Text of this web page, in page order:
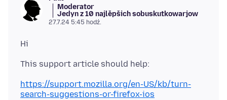
Moderator
Jedyn z 10 najlěpšich sobuskutkowarjow
27.7.24 5:45 hodź.
https://support.mozilla.org/en-US/kb/turn-
search-suggestions-or-firefox-ios